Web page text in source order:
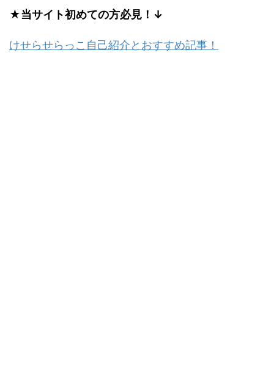
★当サイト初めての方必見！↓
けせらせらっこ自己紹介とおすすめ記事！